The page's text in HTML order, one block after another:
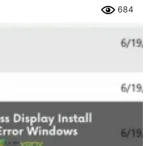
684